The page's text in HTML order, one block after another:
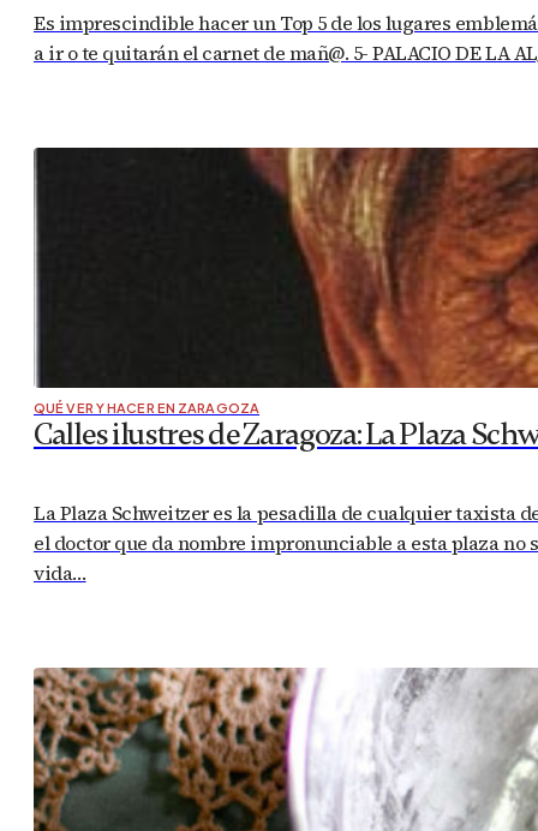
Es imprescindible hacer un Top 5 de los lugares
a ir o te quitarán el carnet de mañ@. 5- PALACIO DE LA
QUÉ VER Y HACER EN ZARAGOZA
Calles ilustres de Zaragoza: La Plaza
La Plaza Schweitzer es la pesadilla de cualquier taxista
el doctor que da nombre impronunciable a esta plaza
vida…